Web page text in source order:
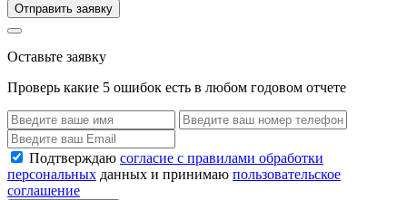
Отправить заявку
Оставьте заявку
Проверь какие 5 ошибок есть в любом годовом отчете
Подтверждаю согласие с правилами обработки
персональных данных и принимаю пользовательское
соглашение